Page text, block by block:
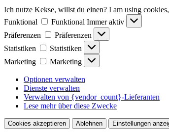
Ich nutze Kekse, willst du einen? I am using
Funktional
Funktional Immer aktiv
Präferenzen
Präferenzen
Statistiken
Statistiken
Marketing
Marketing
Optionen verwalten
Dienste verwalten
Verwalten von {vendor_count}-Lieferanten
Lese mehr über diese Zwecke
Cookies akzeptieren Ablehnen Einstellungen